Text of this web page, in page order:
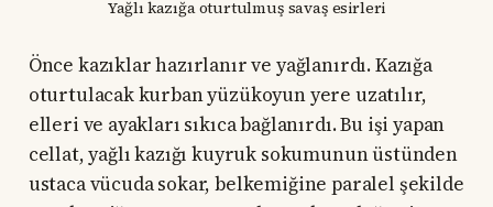
Yağlı kazığa oturtulmuş savaş esirleri
Önce kazıklar hazırlanır ve yağlanırdı. Kazığa
oturtulacak kurban yüzükoyun yere uzatılır,
elleri ve ayakları sıkıca bağlanırdı. Bu işi yapan
cellat, yağlı kazığı kuyruk sokumunun üstünden
ustaca vücuda sokar, belkemiğine paralel şekilde